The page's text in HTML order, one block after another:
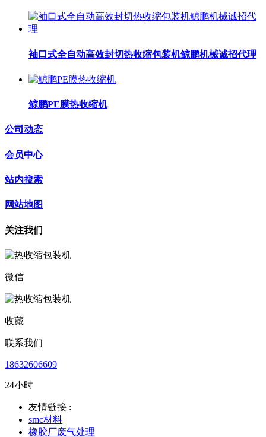
袖口式全自动高效封切热收缩包装机鲸鹏机械诚招代理
鲸鹏PE膜热收缩机
公司动态
会员中心
站内搜索
网站地图
关注我们
微信
收藏
联系我们
18632606609
24小时
友情链接 :
smc材料
橡胶厂废气处理